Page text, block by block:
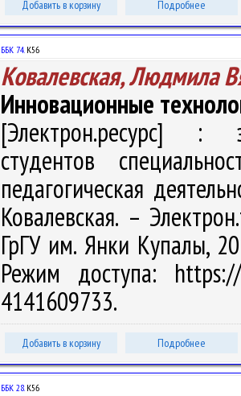
Добавить в корзину Подробнее
ББК 74.К56
Ковалевская, Людмила
Инновационные
[Электрон.ресурс] :
студентов
педагогическая
Ковалевская. –
ГрГУ им. Янки Купалы,
Режим доступа:
4141609733.
Добавить в корзину Подробнее
ББК 28.К56